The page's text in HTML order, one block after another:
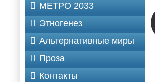
МЕТРО 2033
Этногенез
Альтернативные миры
Проза
Контакты